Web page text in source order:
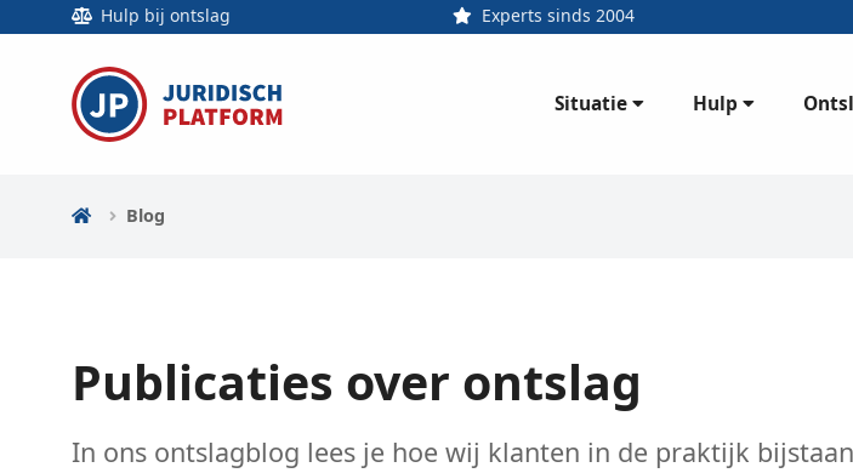
Hulp bij ontslag Experts sinds 2004
Situatie Hulp
Blog
Publicaties over ontslag
In ons ontslagblog lees je hoe wij klanten in de praktijk